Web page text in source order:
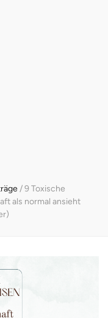
/ 9 Toxische
als normal ansieht